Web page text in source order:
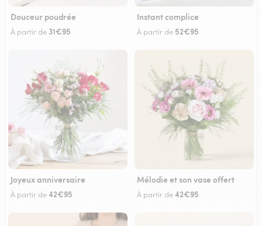
Douceur poudrée
À partir de 31€95
Instant complice
À partir de 52€95
Joyeux anniversaire
À partir de42€95
Mélodie et son vase offert
À partir de42€95